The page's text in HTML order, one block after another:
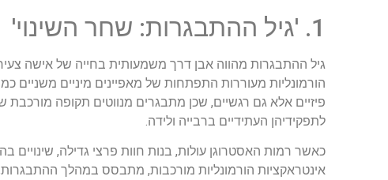
1. 'גיל ההתבגרות: שחר השינוי'
גיל ההתבגרות מהווה אבן דרך משמעותית בחייה של אישה
הורמונליות מעוררות התפתחות של מאפיינים מיניים משניים
פיזיים אלא גם רגשיים, שכן מתבגרים מנווטים תקופה
לתפקידיהן העתידיים ברבייה ולידה.
כאשר רמות האסטרוגן עולות, בנות חוות פרצי גדילה, שינויים
אינטראקציות הורמונליות מורכבות, מתבסס במהלך